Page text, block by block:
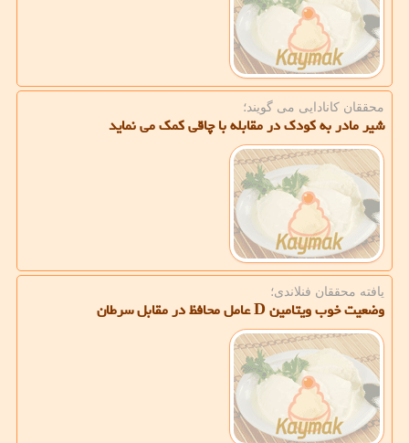
محققان كانادایی می گویند؛
شیر مادر به كودك در مقابله با چاقی كمك می نماید
یافته محققان فنلاندی؛
وضعیت خوب ویتامین D عامل محافظ در مقابل سرطان